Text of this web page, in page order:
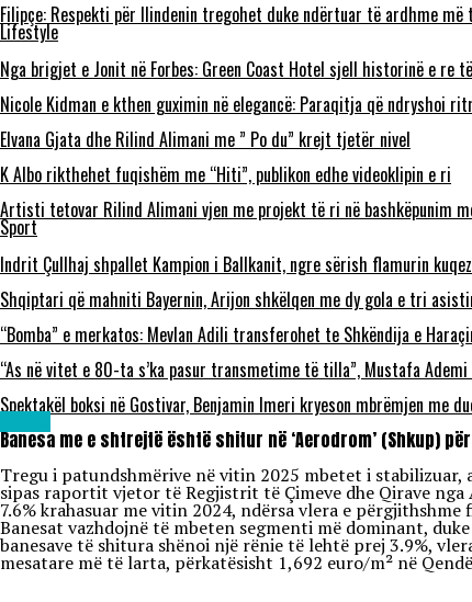
Filipçe: Respekti për Ilindenin tregohet duke ndërtuar të ardhme më
Lifestyle
Nga brigjet e Jonit në Forbes: Green Coast Hotel sjell historinë e re
Nicole Kidman e kthen guximin në elegancë: Paraqitja që ndryshoi
Elvana Gjata dhe Rilind Alimani me ” Po du” krejt tjetër nivel
K Albo rikthehet fuqishëm me “Hiti”, publikon edhe videoklipin e ri
Artisti tetovar Rilind Alimani vjen me projekt të ri në bashkëpunim
Sport
Indrit Çullhaj shpallet Kampion i Ballkanit, ngre sërish flamurin
Shqiptari që mahniti Bayernin, Arijon shkëlqen me dy gola e tri
“Bomba” e merkatos: Mevlan Adili transferohet te Shkëndija e
“As në vitet e 80-ta s’ka pasur transmetime të tilla”, Mustafa
Spektakël boksi në Gostivar, Benjamin Imeri kryeson mbrëmjen me
Banesa me e shtrejtë është shitur në ‘Aerodrom’ (Shkup)
Tregu i patundshmërive në vitin 2025 mbetet i
sipas raportit vjetor të Regjistrit të Çimeve dhe Qirave
7.6% krahasuar me vitin 2024, ndërsa vlera e
Banesat vazhdojnë të mbeten segmenti më dominant,
banesave të shitura shënoi një rënie të lehtë prej 3.9%,
mesatare më të larta, përkatësisht 1,692 euro/m² në